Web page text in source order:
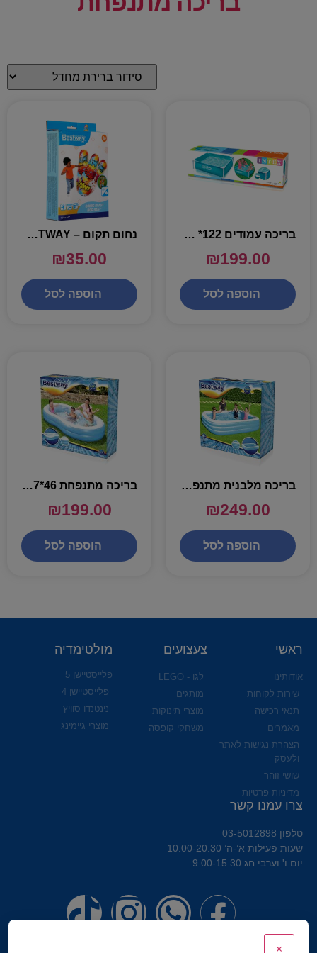
בריכה עמודים 122* 122*30 – INTEX
₪199.00
הוספה לסל
נחום תקום – BESTWAY
₪35.00
הוספה לסל
בריכה מלבנית מתנפחת 56*183*305 – BESTWAY
₪249.00
הוספה לסל
בריכה מתנפחת 46*157*262 – BESTWAY
₪199.00
הוספה לסל
ראשי
אודותינו
שירות לקוחות
תנאי רכישה
מאמרים
הצהרת נגישות לאתר
ולעסק
שושי זוהר
מדיניות פרטיות
צעצועים
לגו - LEGO
מותגים
מוצרי תינוקות
משחקי קופסה
מולטימדיה
פלייסטיישן 5
פלייסטיישן 4
נינטנדו סוויץ
מוצרי גיימינג
צרו עמנו קשר
טלפון 03-5012898
שעות פעילות א’-ה’ 10:00-20:30
יום ו' וערבי חג 9:00-15:30
×